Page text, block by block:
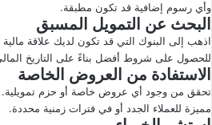
وأي رسوم إضافية قد تكون مطبقة.
البحث عن التمويل المسبق
اذهب إلى البنوك التي قد تكون لديك علاقة
للحصول على شروط أفضل بناءً على التاريخ
الاستفادة من العروض الخاصة
تحقق من وجود أي عروض خاصة أو حزم
مميزة للعملاء الجدد أو في فترات زمنية محددة.